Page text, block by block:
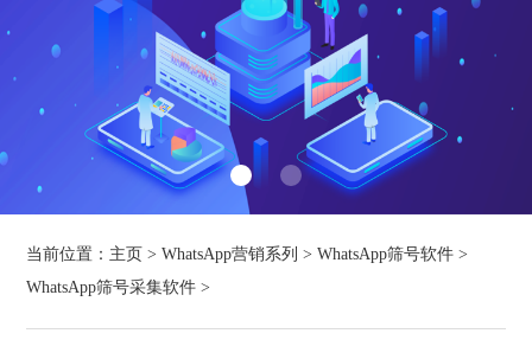
当前位置： 主页 >WhatsApp营销系列 >WhatsApp筛号软件 >
WhatsApp筛号采集软件 >